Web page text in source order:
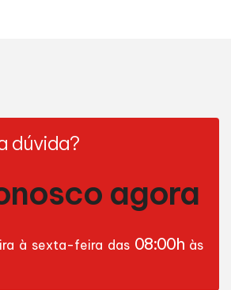
dúvida?
agora
à sexta-feira das 08:00h às